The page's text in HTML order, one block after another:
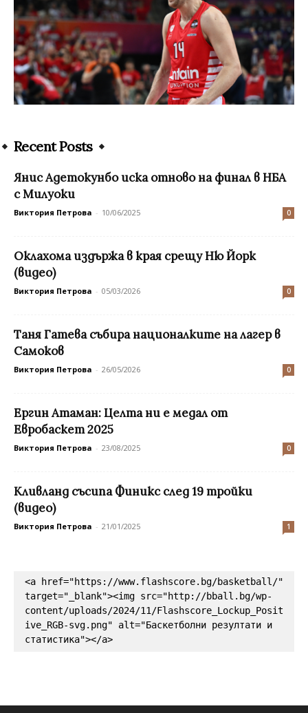
Recent Posts
Янис Адетокунбо иска отново на финал в НБА
с Милуоки
Виктория Петрова - 10/06/2025 0
Оклахома издържа в края срещу Ню Йорк
(видео)
Виктория Петрова - 05/03/2026 0
Таня Гатева събира националките на лагер в
Самоков
Виктория Петрова - 26/05/2026 0
Ергин Атаман: Целта ни е медал от
Евробаскет 2025
Виктория Петрова - 23/08/2025 0
Кливланд съсипа Финикс след 19 тройки
(видео)
Виктория Петрова - 21/01/2025 1
<a href="https://www.flashscore.bg/basketball/"
target="_blank"><img src="http://bball.bg/wp-
content/uploads/2024/11/Flashscore_Lockup_Posit
ive_RGB-svg.png" alt="Баскетболни резултати и
статистика"></a>